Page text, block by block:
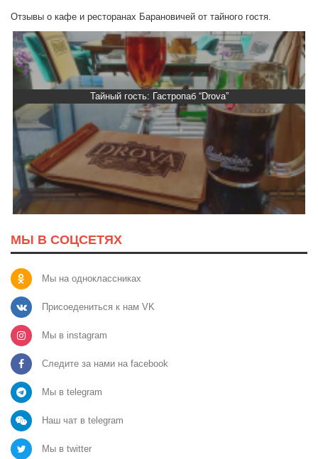
Отзывы о кафе и ресторанах Барановичей от тайного гостя.
Тайный гость: Гастропаб “Drova”
МЫ В СОЦСЕТЯХ
Мы на одноклассниках
Присоедениться к нам VK
Мы в instagram
Следите за нами на facebook
Мы в telegram
Наш чат в telegram
Мы в twitter